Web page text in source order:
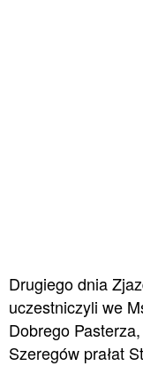
Drugiego dnia
uczestniczyli we
Dobrego
Szeregów prałat